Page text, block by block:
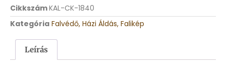
CikkszámKAL-CK-1840
Kategória Falvédő, Házi Áldás, Falikép
Leírás